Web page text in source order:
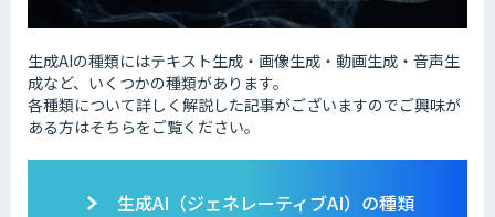
生成AIの種類にはテキスト生成・画像生成・動画生成・音声生
成など、いくつかの種類があります。
各種類について詳しく解説した記事がございますのでご興味が
ある方はそちらをご覧ください。
生成AI（ジェネレーティブAI）の種類